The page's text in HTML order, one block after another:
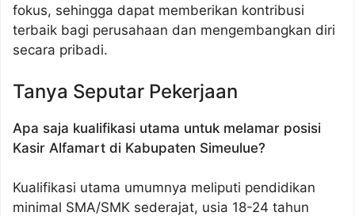
fokus, sehingga dapat memberikan kontribusi
terbaik bagi perusahaan dan mengembangkan diri
secara pribadi.
Tanya Seputar Pekerjaan
Apa saja kualifikasi utama untuk melamar posisi
Kasir Alfamart di Kabupaten Simeulue?
Kualifikasi utama umumnya meliputi pendidikan
minimal SMA/SMK sederajat, usia 18-24 tahun